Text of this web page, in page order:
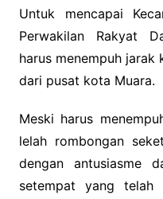
Untuk mencapai
Perwakilan Rakyat
harus menempuh
dari pusat kota Muara.
Meski harus
lelah rombongan
dengan antusiasme
setempat yang telah